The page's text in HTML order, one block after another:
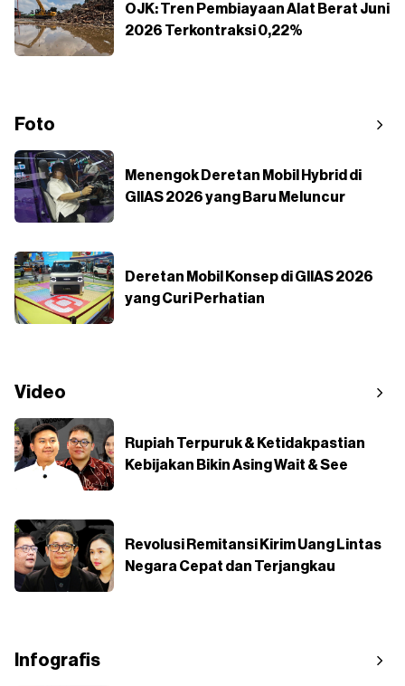
OJK: Tren Pembiayaan Alat Berat Juni
2026 Terkontraksi 0,22%
Foto
Menengok Deretan Mobil Hybrid di
GIIAS 2026 yang Baru Meluncur
Deretan Mobil Konsep di GIIAS 2026
yang Curi Perhatian
Video
Rupiah Terpuruk & Ketidakpastian
Kebijakan Bikin Asing Wait & See
Revolusi Remitansi Kirim Uang Lintas
Negara Cepat dan Terjangkau
Infografis